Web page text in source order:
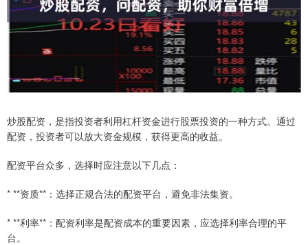
炒股配资，是指投资者利用杠杆资金进行股票投资的一种方式。通过
配资，投资者可以放大资金规模，获得更高的收益。
配资平台众多，选择时应注意以下几点：
* **资质**：选择正规合法的配资平台，避免非法集资。
* **利率**：配资利率是配资成本的重要因素，应选择利率合理的平
台。